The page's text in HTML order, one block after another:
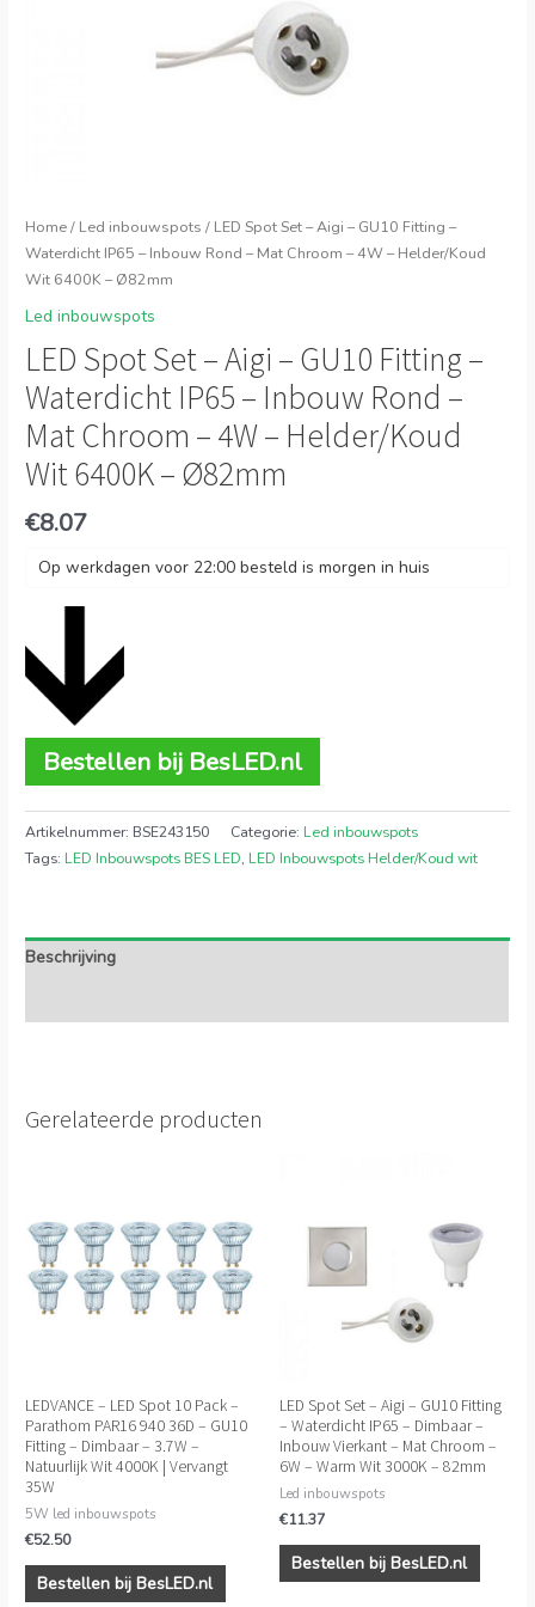
Home/ Led inbouwspots / LED Spot Set – Aigi – GU10 Fitting –
Waterdicht IP65 – Inbouw Rond – Mat Chroom – 4W – Helder/Koud
Wit 6400K – Ø82mm
Led inbouwspots
LED Spot Set – Aigi – GU10 Fitting –
Waterdicht IP65 – Inbouw Rond –
Mat Chroom – 4W – Helder/Koud
Wit 6400K – Ø82mm
€8.07
Op werkdagen voor 22:00 besteld is morgen in huis
Bestellen bij BesLED.nl
Artikelnummer: BSE243150 Categorie: Led inbouwspots
Tags: LED Inbouwspots BES LED, LED Inbouwspots Helder/Koud wit
Beschrijving
Gerelateerde producten
LEDVANCE – LED Spot 10 Pack –
Parathom PAR16 940 36D – GU10
Fitting – Dimbaar – 3.7W –
Natuurlijk Wit 4000K | Vervangt
35W
5W led inbouwspots
€52.50
Bestellen bij BesLED.nl
LED Spot Set – Aigi – GU10 Fitting
– Waterdicht IP65 – Dimbaar –
Inbouw Vierkant – Mat Chroom –
6W – Warm Wit 3000K – 82mm
Led inbouwspots
€11.37
Bestellen bij BesLED.nl